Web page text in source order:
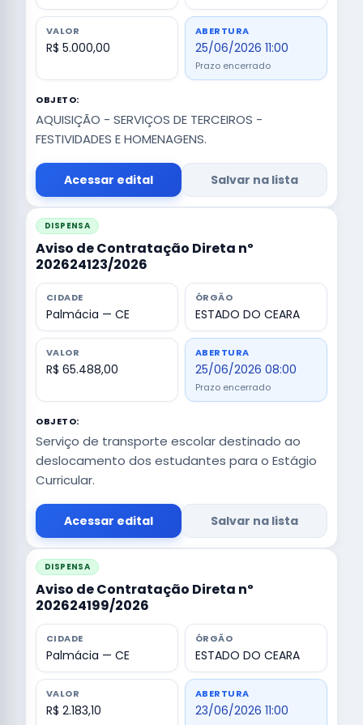
VALOR
R$ 5.000,00
ABERTURA
25/06/2026 11:00
Prazo encerrado
OBJETO:
AQUISIÇÃO - SERVIÇOS DE TERCEIROS -
FESTIVIDADES E HOMENAGENS.
Acessar edital Salvar na lista
DISPENSA
Aviso de Contratação Direta nº
202624123/2026
CIDADE
Palmácia — CE
ÓRGÃO
ESTADO DO CEARA
VALOR
R$ 65.488,00
ABERTURA
25/06/2026 08:00
Prazo encerrado
OBJETO:
Serviço de transporte escolar destinado ao
deslocamento dos estudantes para o Estágio
Curricular.
Acessar edital Salvar na lista
DISPENSA
Aviso de Contratação Direta nº
202624199/2026
CIDADE
Palmácia — CE
ÓRGÃO
ESTADO DO CEARA
VALOR
R$ 2.183,10
ABERTURA
23/06/2026 11:00